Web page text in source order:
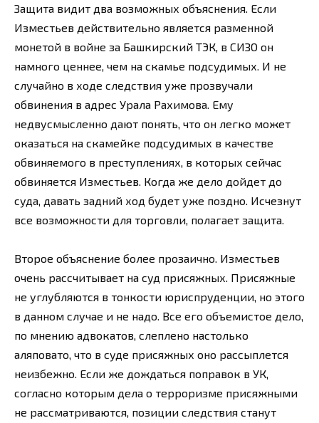
Защита видит два возможных объяснения. Если
Изместьев действительно является разменной
монетой в войне за Башкирский ТЭК, в СИЗО он
намного ценнее, чем на скамье подсудимых. И не
случайно в ходе следствия уже прозвучали
обвинения в адрес Урала Рахимова. Ему
недвусмысленно дают понять, что он легко может
оказаться на скамейке подсудимых в качестве
обвиняемого в преступлениях, в которых сейчас
обвиняется Изместьев. Когда же дело дойдет до
суда, давать задний ход будет уже поздно. Исчезнут
все возможности для торговли, полагает защита.
Второе объяснение более прозаично. Изместьев
очень рассчитывает на суд присяжных. Присяжные
не углубляются в тонкости юриспруденции, но этого
в данном случае и не надо. Все его объемистое дело,
по мнению адвокатов, слеплено настолько
аляповато, что в суде присяжных оно рассыплется
неизбежно. Если же дождаться поправок в УК,
согласно которым дела о терроризме присяжными
не рассматриваются, позиции следствия станут